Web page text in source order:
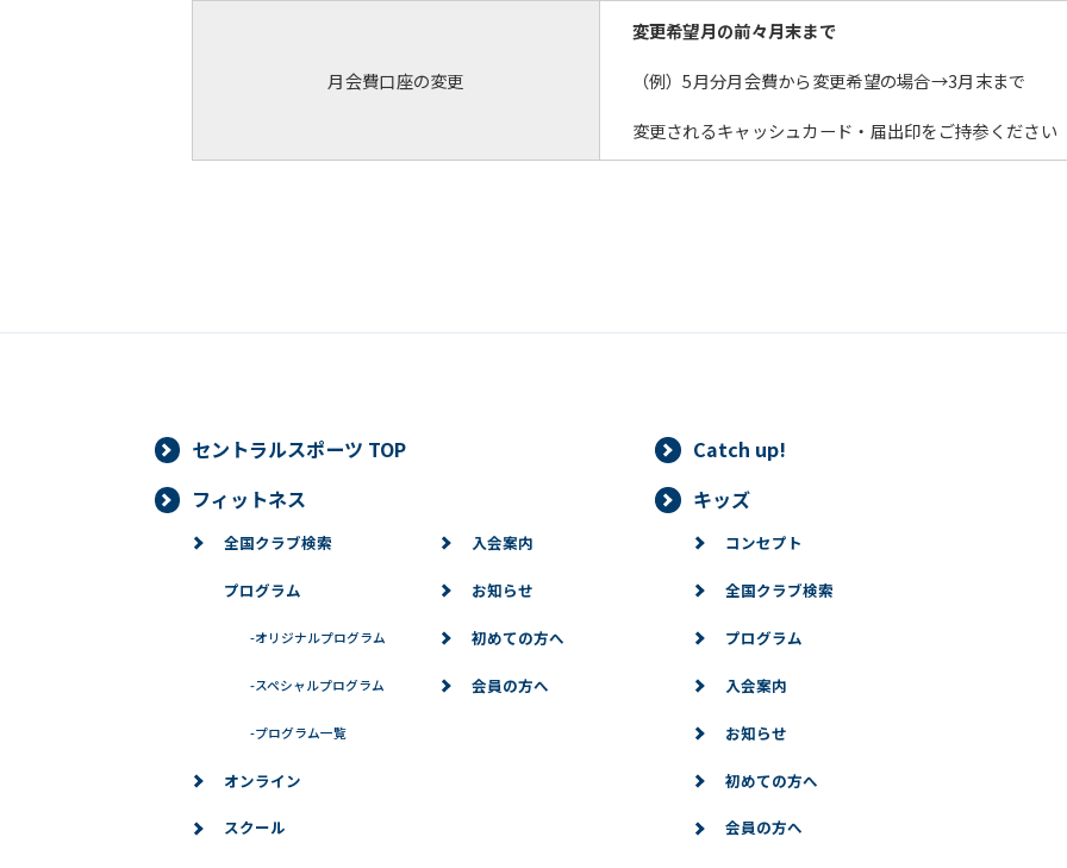
月会費口座の変更
変更希望月の前々月末まで
（例）5月分月会費から変更希望の場合→3月末まで
変更されるキャッシュカード・届出印をご持参ください
セントラルスポーツ TOP
Catch up!
フィットネス
全国クラブ検索
プログラム
-オリジナルプログラム
-スペシャルプログラム
-プログラム一覧
オンライン
スクール
入会案内
お知らせ
初めての方へ
会員の方へ
キッズ
コンセプト
全国クラブ検索
プログラム
入会案内
お知らせ
初めての方へ
会員の方へ